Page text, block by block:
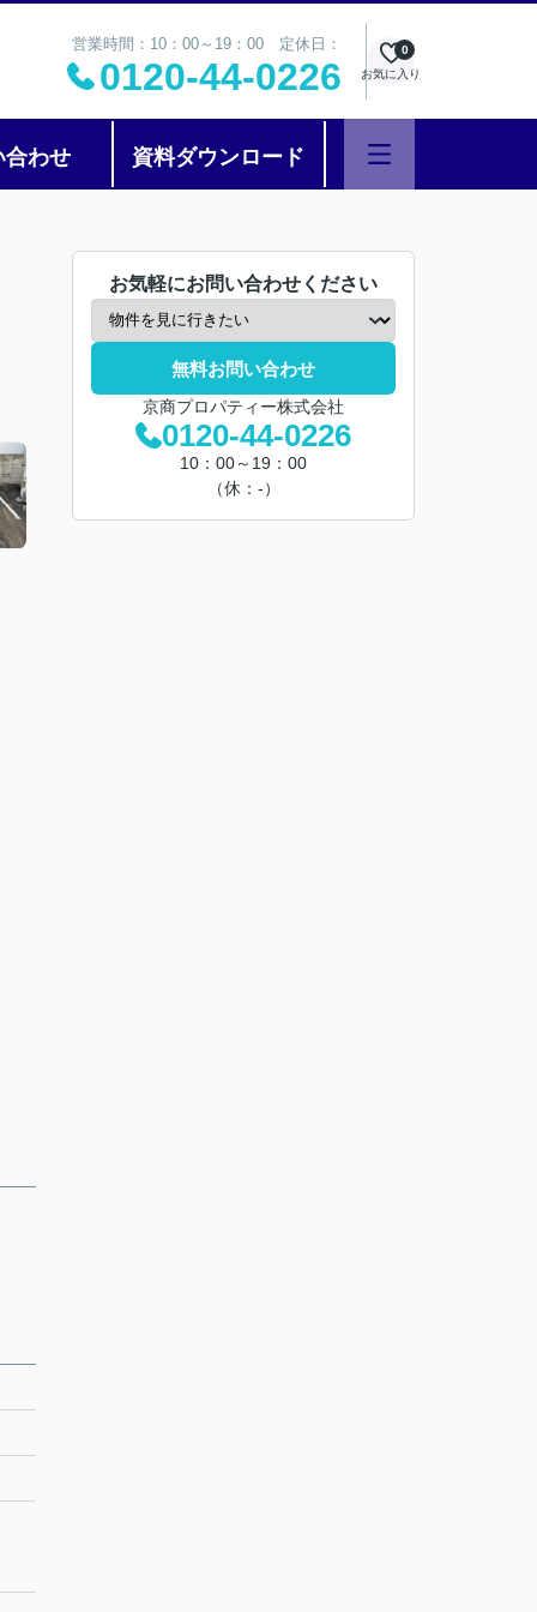
営業時間：10：00～19：00 定休日：
0120-44-0226 お気に入り
0
合わせ 資料ダウンロード
お気軽にお問い合わせください
無料お問い合わせ
京商プロパティー株式会社
0120-44-0226
10：00～19：00
（休：-）